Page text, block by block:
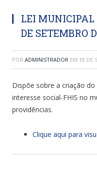
LEI MUNICIPAL
DE SETEMBRO
POR ADMINISTRADOR EM 18 DE
Dispõe sobre a criação
interesse social-FHIS no
providências.
Clique aqui para